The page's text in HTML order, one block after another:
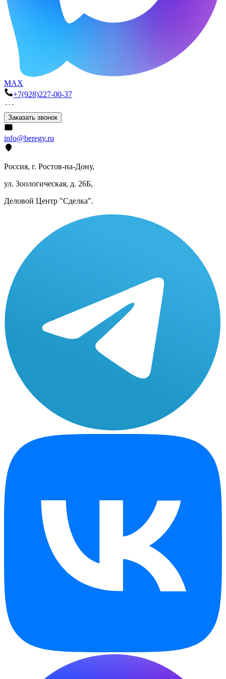
MAX
+7(928)227-00-37
Заказать звонок
info@beregy.ru
Россия, г. Ростов-на-Дону,
ул. Зоологическая, д. 26Б,
Деловой Центр "Сделка".